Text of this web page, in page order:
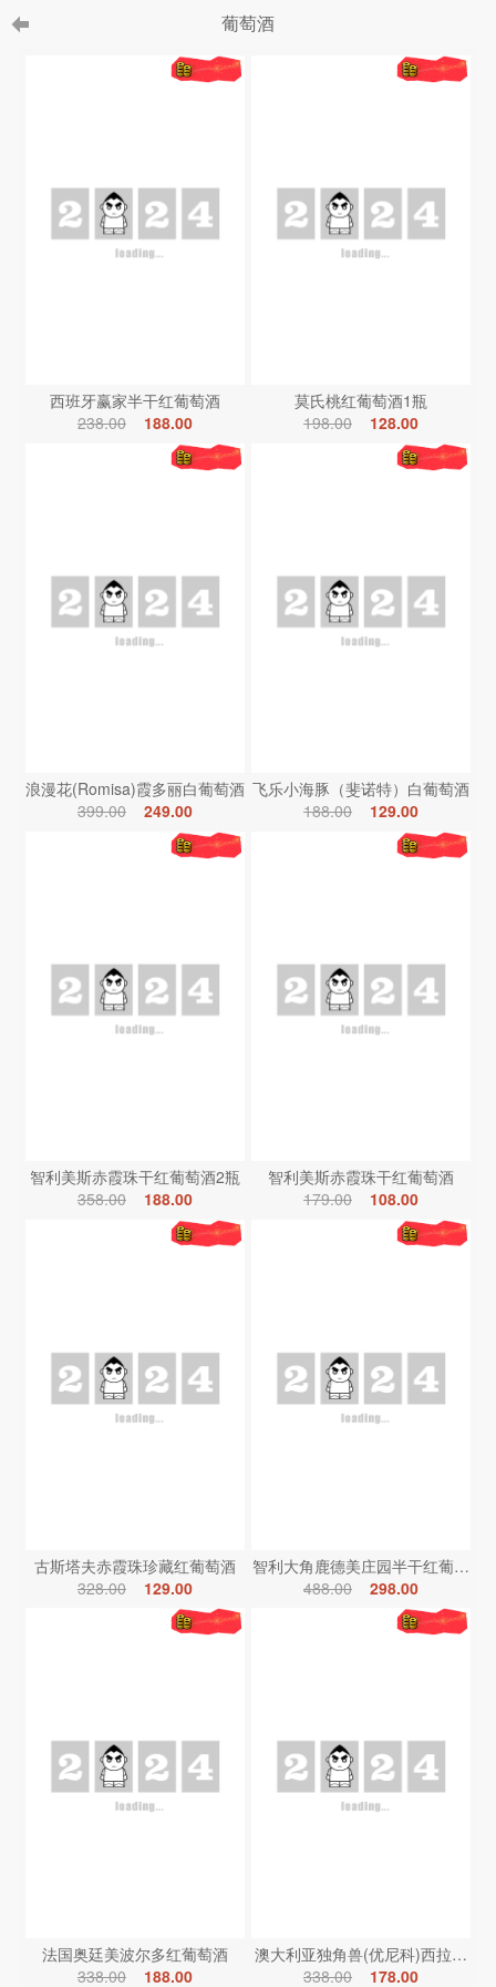
葡萄酒
西班牙赢家半干红葡萄酒
238.00
188.00
莫氏桃红葡萄酒1瓶
198.00
128.00
浪漫花(Romisa)霞多丽白葡萄酒
399.00
249.00
飞乐小海豚（斐诺特）白葡萄酒
188.00
129.00
智利美斯赤霞珠干红葡萄酒2瓶
358.00
188.00
智利美斯赤霞珠干红葡萄酒
179.00
108.00
古斯塔夫赤霞珠珍藏红葡萄酒
328.00
129.00
智利大角鹿德美庄园半干红葡萄酒
488.00
298.00
法国奥廷美波尔多红葡萄酒
338.00
188.00
澳大利亚独角兽(优尼科)西拉红葡
338.00
178.00